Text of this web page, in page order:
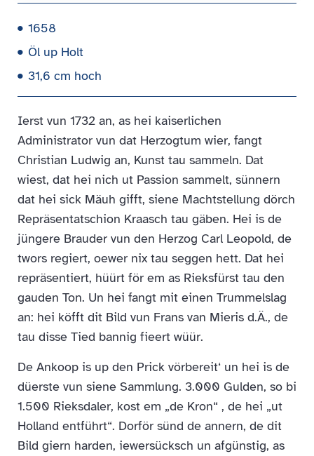
1658
Öl up Holt
31,6 cm hoch
Ierst vun 1732 an, as hei kaiserlichen
Administrator vun dat Herzogtum wier, fangt
Christian Ludwig an, Kunst tau sammeln. Dat
wiest, dat hei nich ut Passion sammelt, sünnern
dat hei sick Mäuh gifft, siene Machtstellung dörch
Repräsentatschion Kraasch tau gäben. Hei is de
jüngere Brauder vun den Herzog Carl Leopold, de
twors regiert, oewer nix tau seggen hett. Dat hei
repräsentiert, hüürt för em as Rieksfürst tau den
gauden Ton. Un hei fangt mit einen Trummelslag
an: hei köfft dit Bild vun Frans van Mieris d.Ä., de
tau disse Tied bannig fieert wüür.
De Ankoop is up den Prick vörbereit‘ un hei is de
düerste vun siene Sammlung. 3.000 Gulden, so bi
1.500 Rieksdaler, kost em „de Kron“ , de hei „ut
Holland entführt“. Dorför sünd de annern, de dit
Bild giern harden, iewersücksch un afgünstig, as